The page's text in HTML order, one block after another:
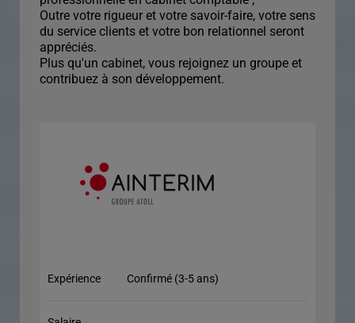
Outre votre rigueur et votre savoir-faire, votre sens
du service clients et votre bon relationnel seront
appréciés.
Plus qu'un cabinet, vous rejoignez un groupe et
contribuez à son développement.
Expérience Confirmé (3-5 ans)